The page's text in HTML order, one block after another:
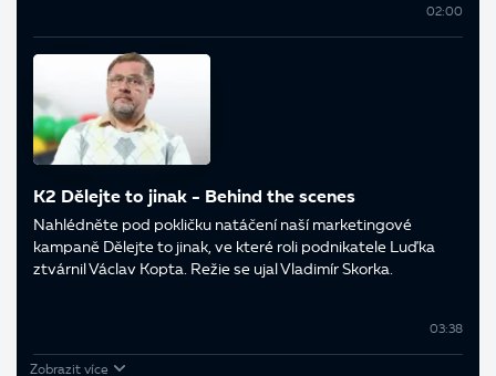
02:00
K2 Dělejte to jinak - Behind the scenes
Nahlédněte pod pokličku natáčení naší marketingové
kampaně Dělejte to jinak, ve které roli podnikatele Luďka
ztvárnil Václav Kopta. Režie se ujal Vladimír Skorka.
03:38
Zobrazit více